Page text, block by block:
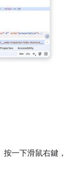
按一下滑鼠右鍵，